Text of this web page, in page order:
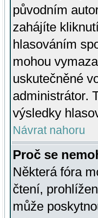
původním
zahájíte
hlasováním
mohou
uskutečněné
administrátor.
výsledky
Návrat nahoru
Proč se
Některá fóra
čtení,
může